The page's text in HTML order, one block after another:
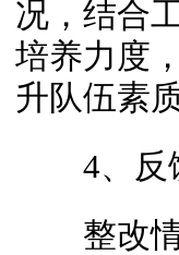
况，结合
培养力度
升队伍素质
4、反馈
整改情